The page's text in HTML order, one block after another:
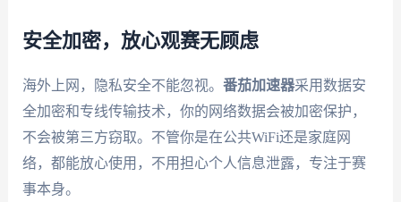
安全加密，放心观赛无顾虑
海外上网，隐私安全不能忽视。 番茄加速器采用数据安
全加密和专线传输技术，你的网络数据会被加密保护，
不会被第三方窃取。不管你是在公共WiFi还是家庭网
络，都能放心使用，不用担心个人信息泄露，专注于赛
事本身。